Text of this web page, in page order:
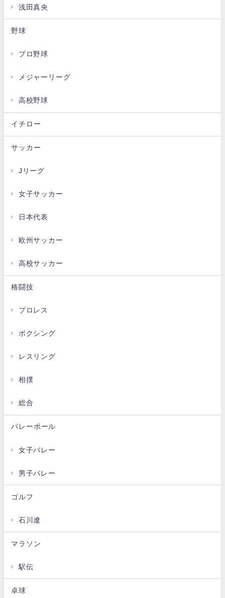
浅田真央
野球
プロ野球
メジャーリーグ
高校野球
イチロー
サッカー
Jリーグ
女子サッカー
日本代表
欧州サッカー
高校サッカー
格闘技
プロレス
ボクシング
レスリング
相撲
総合
バレーボール
女子バレー
男子バレー
ゴルフ
石川遼
マラソン
駅伝
卓球